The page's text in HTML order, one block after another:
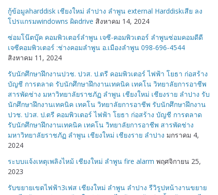
กู้ข้อมูลharddisk เชียงใหม่ ลำปาง ลำพูน external Harddiskเสีย ลง
โปรแกรมwindowns ผิดdrive สิงหาคม 14, 2024
ซ่อมโน๊ตบุ๊ค คอมพิวเตอร์ลำพูน เจซี-คอมพิวเตอร์ ลำพูนซ่อมคอมดีดี
เจซีคอมพิวเตอร์ :ช่างคอมลำพูน อ.เมืองลำพูน 098-696-4544
สิงหาคม 11, 2024
รับนักศึกษาฝึกงานปวช. ปวส. ป.ตรี คอมพิวเตอร์ ไฟฟ้า โยธา ก่อสร้าง
บัญชี การตลาด รับนักศึกษาฝึกงานเทคนิค เทคโน วิทยาลัยการอาชีพ
สารพัดช่าง มหาวิทยาลัยราชภัฏ ลำพูน เชียงใหม่ เชียงราย ลำปาง รับ
นักศึกษาฝึกงานเทคนิค เทคโน วิทยาลัยการอาชีพ รับนักศึกษาฝึกงาน
ปวช. ปวส. ป.ตรี คอมพิวเตอร์ ไฟฟ้า โยธา ก่อสร้าง บัญชี การตลาด
รับนักศึกษาฝึกงานเทคนิค เทคโน วิทยาลัยการอาชีพ สารพัดช่าง
มหาวิทยาลัยราชภัฏ ลำพูน เชียงใหม่ เชียงราย ลำปาง มกราคม 4,
2024
ระบบแจ้งเหตุเพลิงไหม้ เชียงใหม่ ลำพูน fire alarm พฤศจิกายน 25,
2023
รับขยายเขตไฟฟ้า3เฟส เชียงใหม่ ลำพูน ลำปาง รีวิรูปหน้างานขยาย